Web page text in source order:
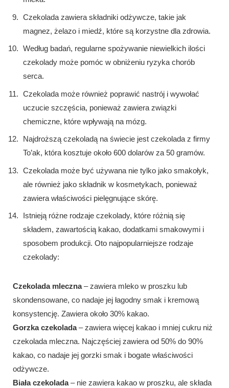
Czekolada zawiera składniki odżywcze, takie jak
magnez, żelazo i miedź, które są korzystne dla zdrowia.
Według badań, regularne spożywanie niewielkich ilości
czekolady może pomóc w obniżeniu ryzyka chorób
serca.
Czekolada może również poprawić nastrój i wywołać
uczucie szczęścia, ponieważ zawiera związki
chemiczne, które wpływają na mózg.
Najdroższą czekoladą na świecie jest czekolada z firmy
To’ak, która kosztuje około 600 dolarów za 50 gramów.
Czekolada może być używana nie tylko jako smakołyk,
ale również jako składnik w kosmetykach, ponieważ
zawiera właściwości pielęgnujące skórę.
Istnieją różne rodzaje czekolady, które różnią się
składem, zawartością kakao, dodatkami smakowymi i
sposobem produkcji. Oto najpopularniejsze rodzaje
czekolady:
Czekolada mleczna– zawiera mleko w proszku lub
skondensowane, co nadaje jej łagodny smak i kremową
konsystencję. Zawiera około 30% kakao.
Gorzka czekolada– zawiera więcej kakao i mniej cukru niż
czekolada mleczna. Najczęściej zawiera od 50% do 90%
kakao, co nadaje jej gorzki smak i bogate właściwości
odżywcze.
Biała czekolada– nie zawiera kakao w proszku, ale składa